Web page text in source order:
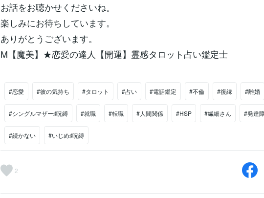
お話をお聴かせくださいね。
楽しみにお待ちしています。
ありがとうございます。
M【魔美】★恋愛の達人【開運】霊感タロット占い鑑定士
#恋愛 #彼の気持ち #タロット #占い #電話鑑定 #不倫 #復縁 #離婚
#シングルマザー♯呪縛 #就職 #転職 #人間関係 #HSP #繊細さん #発達
#続かない #いじめ♯呪縛
2